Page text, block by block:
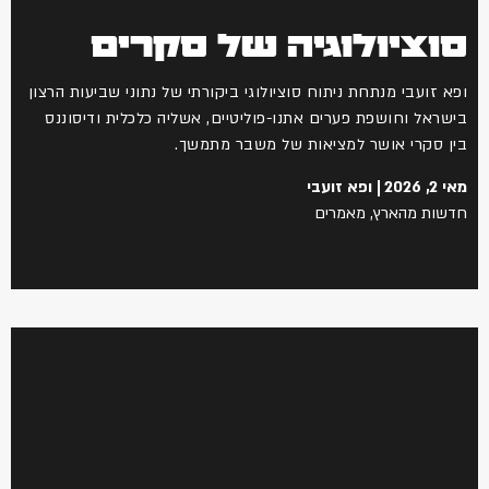
של סקרים
זועבי מנתחת ניתוח סוציולוגי ביקורתי של נתוני שביעות הרצון
וחושפת פערים אתנו-פוליטיים, אשליה כלכלית ודיסוננס
סקרי אושר למציאות של משבר מתמשך.
ופא זועבי
מהארץ,מאמרים